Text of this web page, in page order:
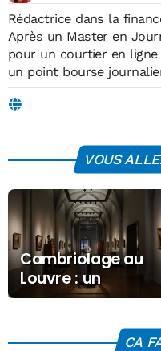
Rédactrice dans la
Après un Master en
pour un courtier en
un point bourse
d'Économie Matin en
liés à l'économie, la
VOUS
Cambriolage au
Louvre : un
suspect clé arrêté
bijoux historiques
CA